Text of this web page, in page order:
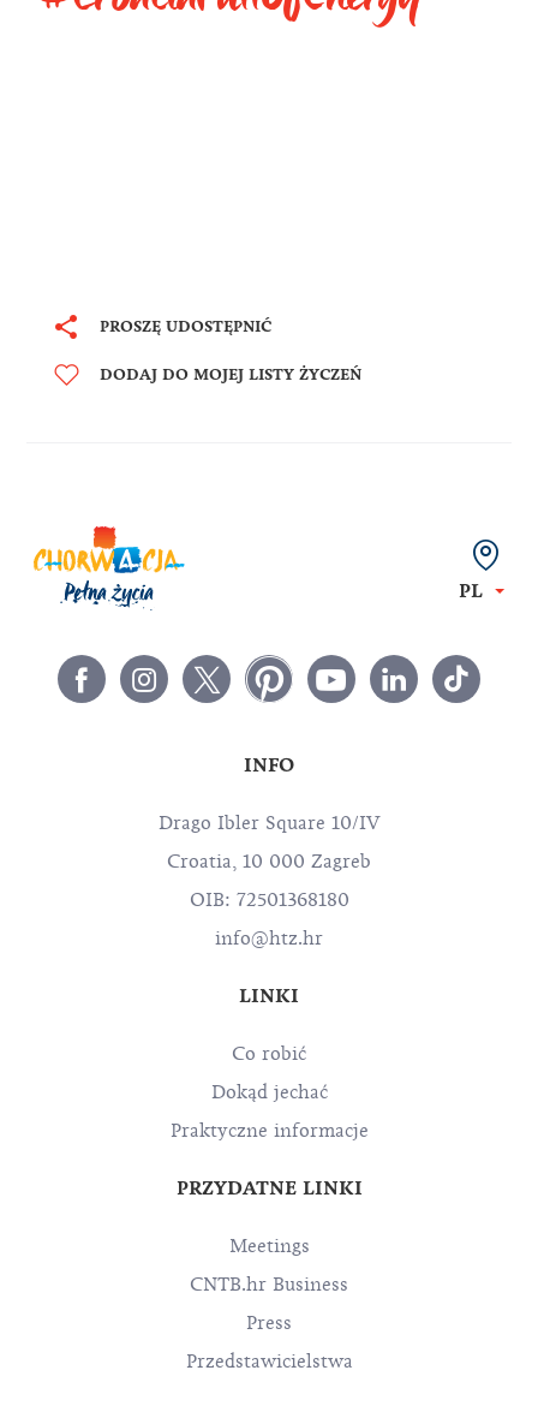
PROSZĘ UDOSTĘPNIĆ
DODAJ DO MOJEJ LISTY ŻYCZEŃ
PL
INFO
Drago Ibler Square 10/IV
Croatia, 10 000 Zagreb
OIB: 72501368180
info@htz.hr
LINKI
Co robić
Dokąd jechać
Praktyczne informacje
PRZYDATNE LINKI
Meetings
CNTB.hr Business
Press
Przedstawicielstwa